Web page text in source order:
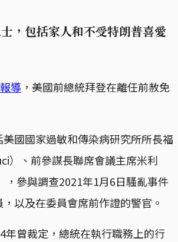
，包括家人和不受特朗普喜愛
導 ，美國前總統拜登在離任前赦免
國國家過敏和傳染病研究所所長福
）、前參謀長聯席會議主席米利
，參與調查2021年1月6日騷亂事件
以及在委員會席前作證的警官。
年曾裁定，總統在執行職務上的行